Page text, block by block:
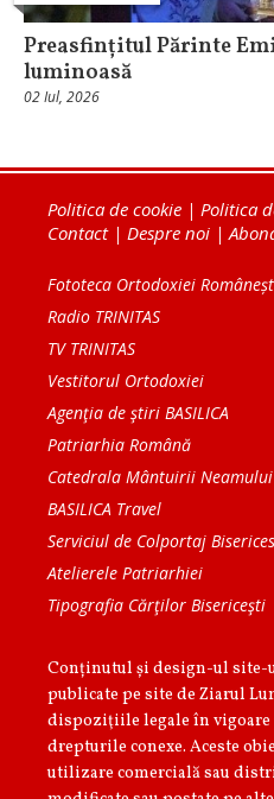
Preasfințitul Părinte
luminoasă
02 Iul, 2026
Politica de cookie | Politica
Contact| Despre noi |
Fototeca Ortodoxiei
Radio TRINITAS
TV TRINITAS
Vestitorul Ortodoxiei
Agenţia de ştiri BASILICA
Patriarhia Română
Catedrala Mântuirii Neamului
BASILICA Travel
Serviciul de Colportaj
Atelierele Patriarhiei
Tipografia Cărţilor Bisericeşti
Conținutul și design-ul
publicate pe site de Ziarul
dispoziţiile legale în
drepturile conexe. Aceste
utilizare comercială sau